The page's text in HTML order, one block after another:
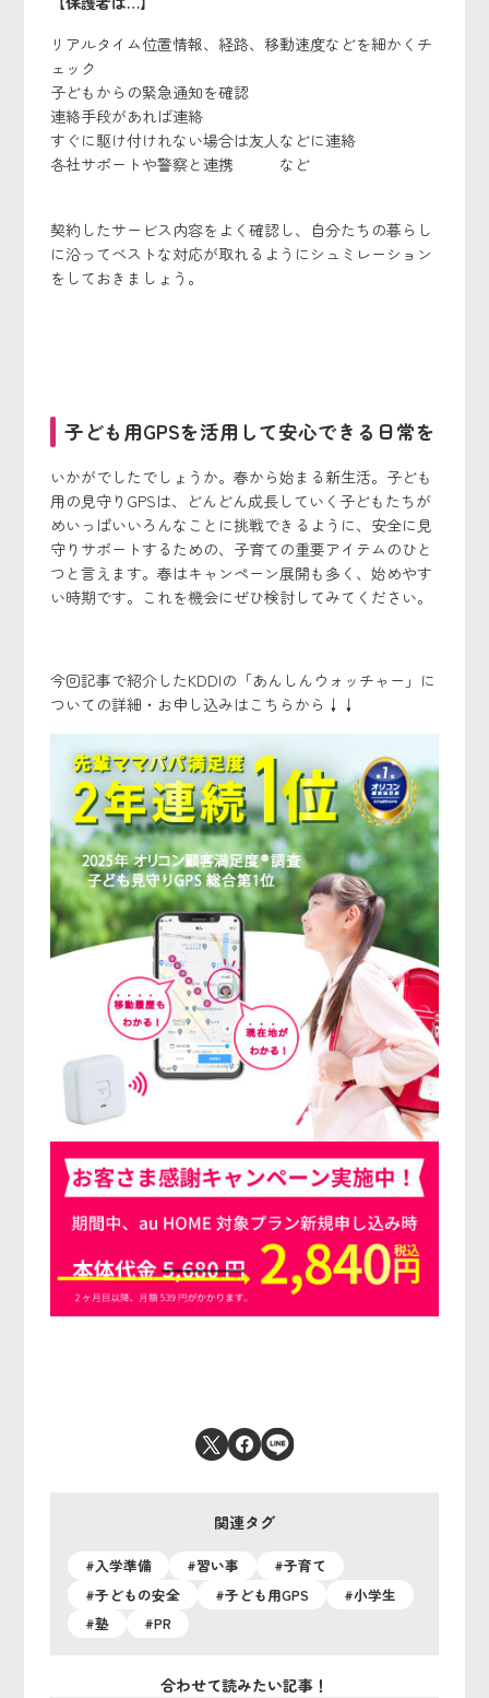
リアルタイム位置情報、経路、移動速度などを細かくチ
ェック
子どもからの緊急通知を確認
連絡手段があれば連絡
すぐに駆け付けれない場合は友人などに連絡
各社サポートや警察と連携 など
契約したサービス内容をよく確認し、自分たちの暮らし
に沿ってベストな対応が取れるようにシュミレーション
をしておきましょう。
子ども用GPSを活用して安心できる日常を
いかがでしたでしょうか。春から始まる新生活。子ども
用の見守りGPSは、どんどん成長していく子どもたちが
めいっぱいいろんなことに挑戦できるように、安全に見
守りサポートするための、子育ての重要アイテムのひと
つと言えます。春はキャンペーン展開も多く、始めやす
い時期です。これを機会にぜひ検討してみてください。
今回記事で紹介したKDDIの「あんしんウォッチャー」に
ついての詳細・お申し込みはこちらから↓↓
関連タグ
#入学準備 #習い事
#子育て
#子どもの安全
#子ども用GPS
#小学生
#塾
#PR
合わせて読みたい記事！